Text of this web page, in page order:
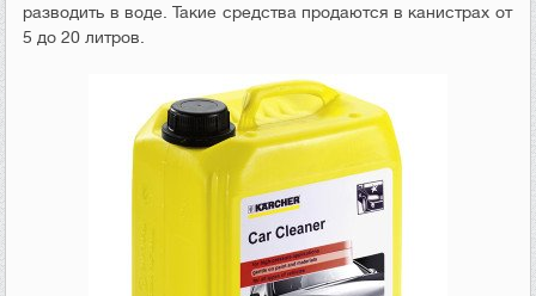
разводить в воде. Такие средства продаются в канистрах от
5 до 20 литров.